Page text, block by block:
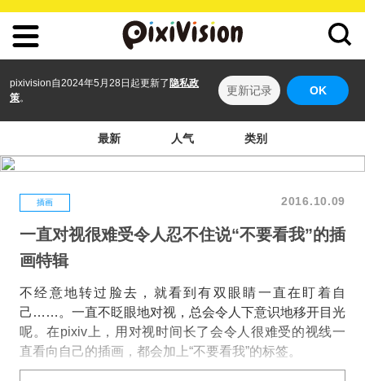
pixivision自2024年5月28日起更新了 隐私政
策。
更新记录 OK
最新 人气 类别
插画 2016.10.09
一直对视很难受令人忍不住说“不要看我”的插
画特辑
不经意地转过脸去，就看到有双眼睛一直在盯着自
己……。一直不眨眼地对视，总会令人下意识地移开目光
呢。在pixiv上，用对视时间长了会令人很难受的视线一
直看向自己的插画，都会加上“不要看我”的标签。
今天，就为大家送上令人忍不住想吐槽：“不要看我”的插